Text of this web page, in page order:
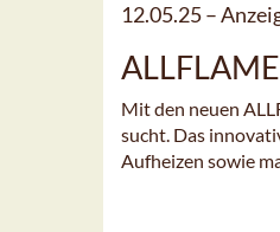
12.05.25 –
Mit den neuen
sucht. Das
Aufheizen sowie